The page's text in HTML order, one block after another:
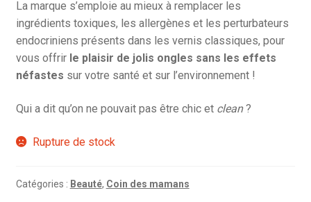
La marque s’emploie au mieux à remplacer les
ingrédients toxiques, les allergènes et les perturbateurs
endocriniens présents dans les vernis classiques, pour
vous offrirle plaisir de jolis ongles sans les effets
néfastes sur votre santé et sur l’environnement !
Qui a dit qu’on ne pouvait pas être chic et clean?
Rupture de stock
Catégories : Beauté, Coin des mamans